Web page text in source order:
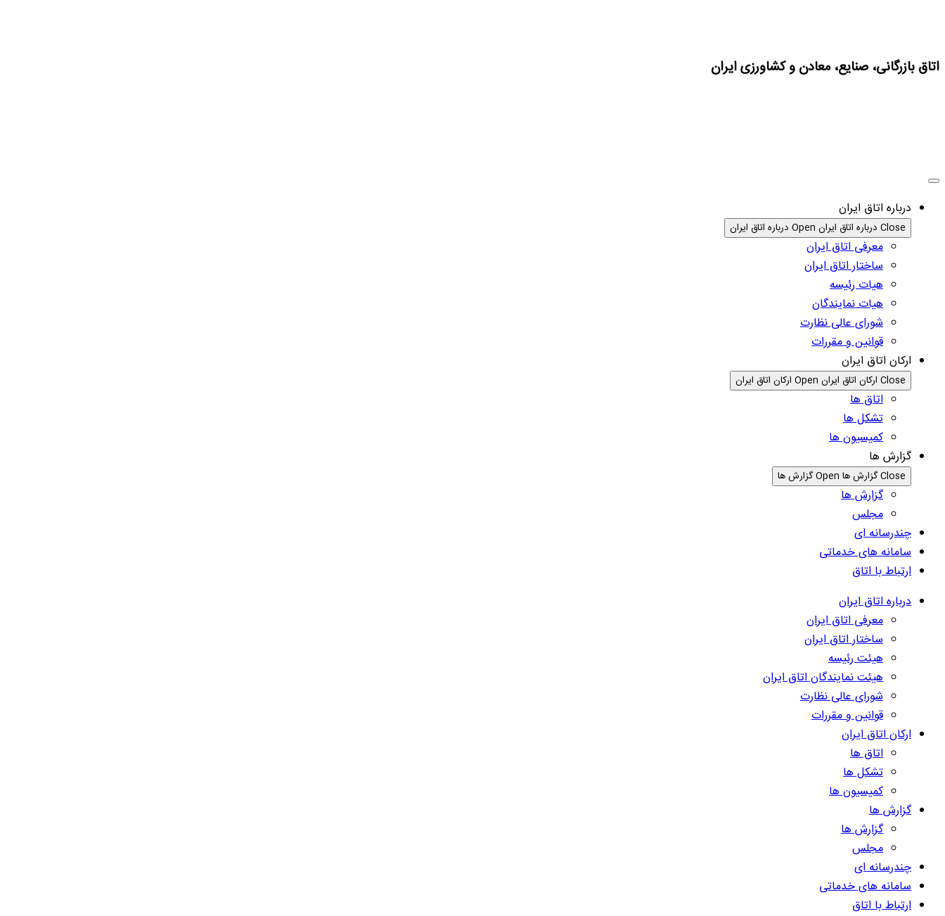
اتاق بازرگانی، صنایع، معادن و کشاورزی ایران
درباره اتاق ایران
Close درباره اتاق ایران Open درباره اتاق ایران
معرفی اتاق ایران
ساختار اتاق ایران
هیات رئیسه
هیات نمایندگان
شورای عالی نظارت
قوانین و مقررات
ارکان اتاق ایران
Close ارکان اتاق ایران Open ارکان اتاق ایران
اتاق ها
تشکل ها
کمیسیون ها
گزارش ها
Close گزارش ها Open گزارش ها
گزارش ها
مجلس
چندرسانه ای
سامانه های خدماتی
ارتباط با اتاق
درباره اتاق ایران
معرفی اتاق ایران
ساختار اتاق ایران
هیئت رئیسه
هیئت نمایندگان اتاق ایران
شورای عالی نظارت
قوانین و مقررات
ارکان اتاق ایران
اتاق ها
تشکل ها
کمیسیون ها
گزارش ها
گزارش ها
مجلس
چندرسانه ای
سامانه های خدماتی
ارتباط با اتاق